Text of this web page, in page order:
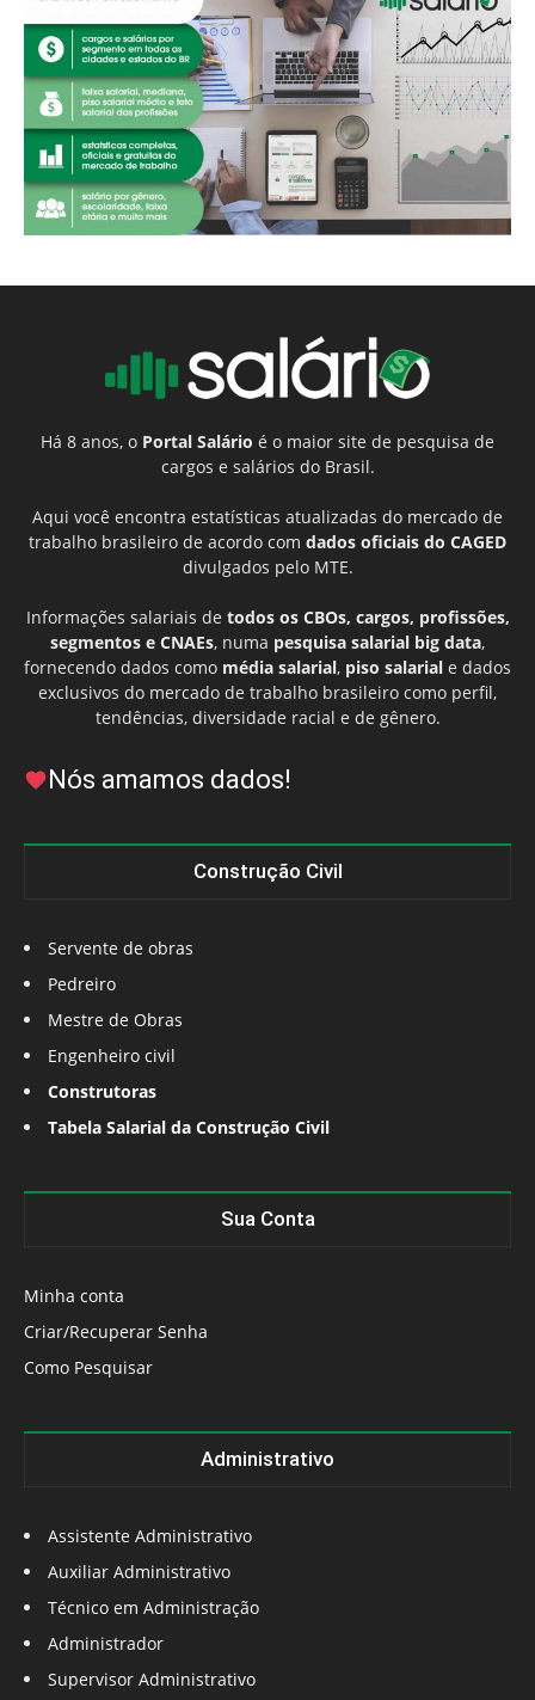
Há 8 anos, o Portal Salário é o maior site de pesquisa de
cargos e salários do Brasil.
Aqui você encontra estatísticas atualizadas do mercado de
trabalho brasileiro de acordo com dados oficiais do CAGED
divulgados pelo MTE.
Informações salariais de todos os CBOs, cargos, profissões,
segmentos e CNAEs, numa pesquisa salarial big data,
fornecendo dados como média salarial, piso salarial e dados
exclusivos do mercado de trabalho brasileiro como perfil,
tendências, diversidade racial e de gênero.
Nós amamos dados!
Construção Civil
Servente de obras
Pedreiro
Mestre de Obras
Engenheiro civil
Construtoras
Tabela Salarial da Construção Civil
Sua Conta
Minha conta
Criar/Recuperar Senha
Como Pesquisar
Administrativo
Assistente Administrativo
Auxiliar Administrativo
Técnico em Administração
Administrador
Supervisor Administrativo